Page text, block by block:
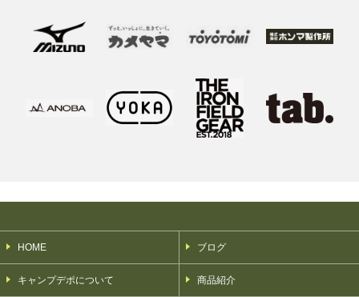
HOME
キャンプデポについて
ブログ
商品紹介